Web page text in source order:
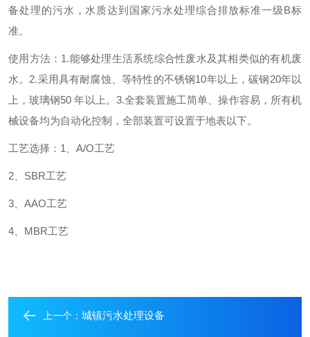
备处理的污水，水质达到国家污水处理综合排放标准一级B标
准。
使用方法： 1.能够处理生活系统综合性废水及其相类似的有机废
水。 2.采用具有耐腐蚀、等特性的不锈钢10年以上，碳钢20年以
上，玻璃钢50 年以上。 3.全套装置施工简单、操作容易，所有机
械设备均为自动化控制，全部装置可设置于地表以下。
工艺选择： 1、A/O工艺
2、SBR工艺
3、AAO工艺
4、MBR工艺
上一个： 城镇污水处理设备